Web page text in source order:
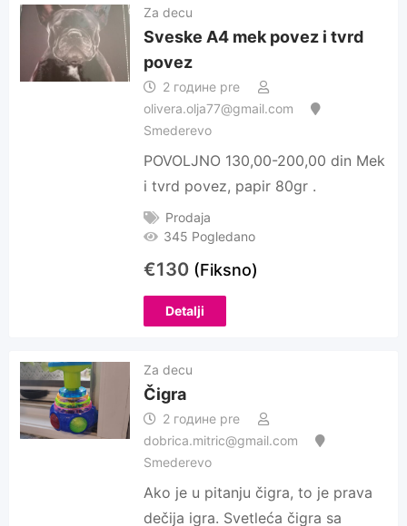
Za decu
Sveske A4 mek povez i tvrd
povez
2 године pre
olivera.olja77@gmail.com
Smederevo
POVOLJNO 130,00-200,00 din Mek
i tvrd povez, papir 80gr .
Prodaja
345 Pogledano
€130 (Fiksno)
Detalji
Za decu
Čigra
2 године pre
dobrica.mitric@gmail.com
Smederevo
Ako je u pitanju čigra, to je prava
dečija igra. Svetleća čigra sa